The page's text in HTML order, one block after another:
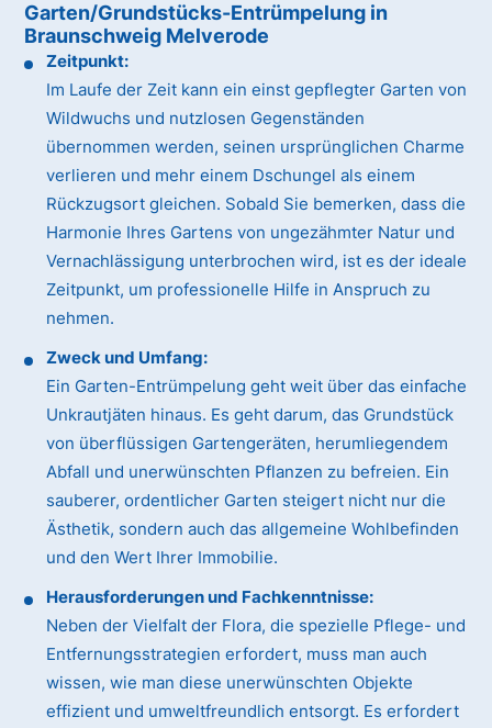
Garten/Grundstücks-Entrümpelung in
Braunschweig Melverode
Zeitpunkt:
Im Laufe der Zeit kann ein einst gepflegter Garten von
Wildwuchs und nutzlosen Gegenständen
übernommen werden, seinen ursprünglichen Charme
verlieren und mehr einem Dschungel als einem
Rückzugsort gleichen. Sobald Sie bemerken, dass die
Harmonie Ihres Gartens von ungezähmter Natur und
Vernachlässigung unterbrochen wird, ist es der ideale
Zeitpunkt, um professionelle Hilfe in Anspruch zu
nehmen.
Zweck und Umfang:
Ein Garten-Entrümpelung geht weit über das einfache
Unkrautjäten hinaus. Es geht darum, das Grundstück
von überflüssigen Gartengeräten, herumliegendem
Abfall und unerwünschten Pflanzen zu befreien. Ein
sauberer, ordentlicher Garten steigert nicht nur die
Ästhetik, sondern auch das allgemeine Wohlbefinden
und den Wert Ihrer Immobilie.
Herausforderungen und Fachkenntnisse:
Neben der Vielfalt der Flora, die spezielle Pflege- und
Entfernungsstrategien erfordert, muss man auch
wissen, wie man diese unerwünschten Objekte
effizient und umweltfreundlich entsorgt. Es erfordert